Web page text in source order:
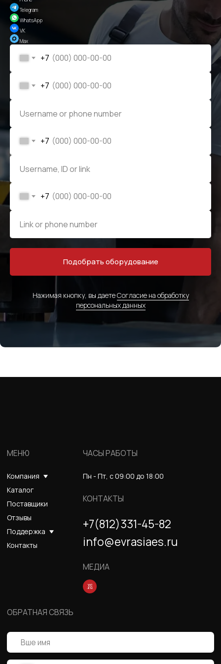
Telegram
WhatsApp
VK
Max
+7
+7
+7
+7
Подобрать оборудование
Нажимая кнопку, вы даетеСогласие на обработку
персональных данных
© Евразия Инжиниринг
Сервис 2022-2026 Разработка сайта